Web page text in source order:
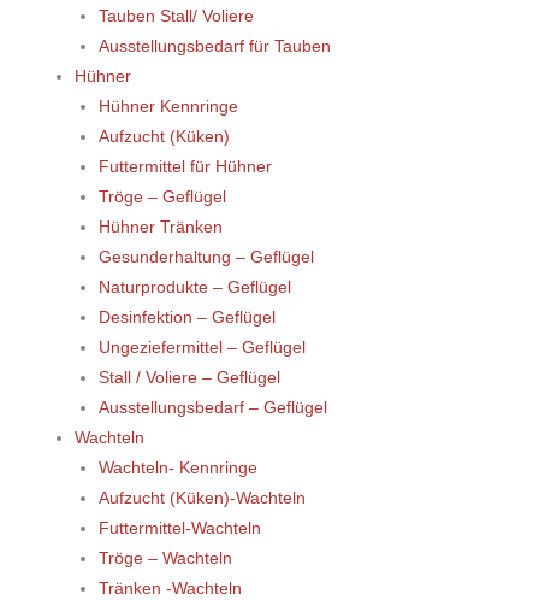
Tauben Stall/ Voliere
Ausstellungsbedarf für Tauben
Hühner
Hühner Kennringe
Aufzucht (Küken)
Futtermittel für Hühner
Tröge – Geflügel
Hühner Tränken
Gesunderhaltung – Geflügel
Naturprodukte – Geflügel
Desinfektion – Geflügel
Ungeziefermittel – Geflügel
Stall / Voliere – Geflügel
Ausstellungsbedarf – Geflügel
Wachteln
Wachteln- Kennringe
Aufzucht (Küken)-Wachteln
Futtermittel-Wachteln
Tröge – Wachteln
Tränken -Wachteln